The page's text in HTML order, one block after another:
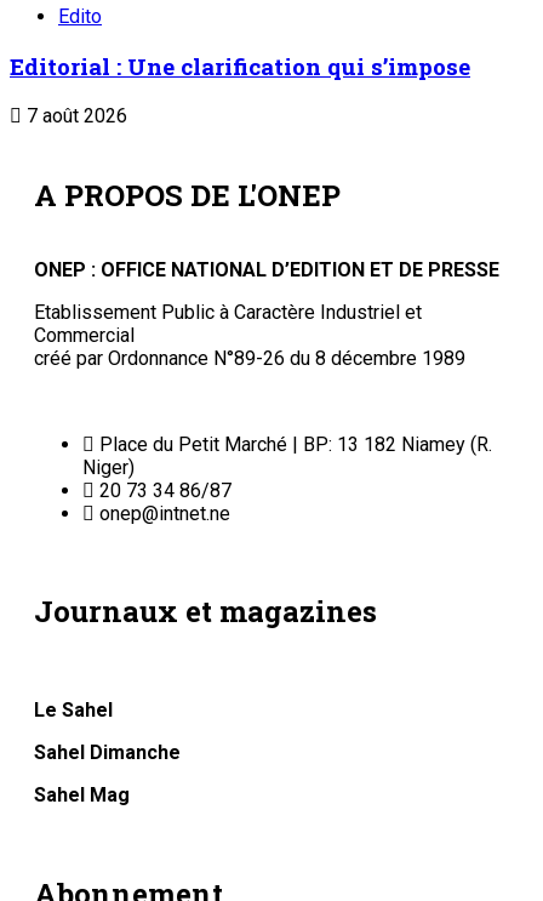
Edito
Editorial : Une clarification qui s’impose
7 août 2026
A PROPOS DE L'ONEP
ONEP : OFFICE NATIONAL D’EDITION ET DE PRESSE
Etablissement Public à Caractère Industriel et
Commercial
créé par Ordonnance N°89-26 du 8 décembre 1989
Place du Petit Marché | BP: 13 182 Niamey (R.
Niger)
20 73 34 86/87
onep@intnet.ne
Journaux et magazines
Le Sahel
Sahel Dimanche
Sahel Mag